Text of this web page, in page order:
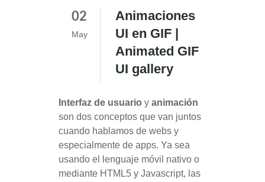
02
May
Animaciones
UI en GIF |
Animated GIF
UI gallery
Interfaz de usuario y animación
son dos conceptos que van juntos
cuando hablamos de webs y
especialmente de apps. Ya sea
usando el lenguaje móvil nativo o
mediante HTML5 y Javascript, las